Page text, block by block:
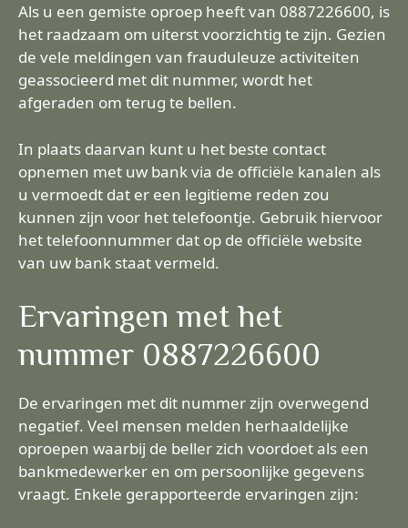
Als u een gemiste oproep heeft van 0887226600, is
het raadzaam om uiterst voorzichtig te zijn. Gezien
de vele meldingen van frauduleuze activiteiten
geassocieerd met dit nummer, wordt het
afgeraden om terug te bellen.
In plaats daarvan kunt u het beste contact
opnemen met uw bank via de officiële kanalen als
u vermoedt dat er een legitieme reden zou
kunnen zijn voor het telefoontje. Gebruik hiervoor
het telefoonnummer dat op de officiële website
van uw bank staat vermeld.
Ervaringen met het
nummer 0887226600
De ervaringen met dit nummer zijn overwegend
negatief. Veel mensen melden herhaaldelijke
oproepen waarbij de beller zich voordoet als een
bankmedewerker en om persoonlijke gegevens
vraagt. Enkele gerapporteerde ervaringen zijn: